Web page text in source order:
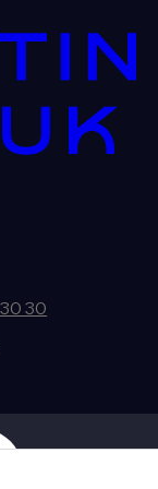
30